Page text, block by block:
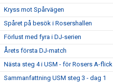
Kryss mot Spårvägen
Spåret på besök i Rosershallen
Förlust med fyra i DJ-serien
Årets första DJ-match
Nästa steg 4 i USM - för Rosers A-flick
Sammanfattning USM steg 3 - dag 1